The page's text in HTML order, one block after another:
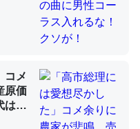
進化すればするほど分
コメ
原価
は高
プ